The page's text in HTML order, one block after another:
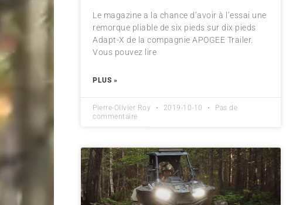
Le magazine a la chance d’avoir à l’essai une
remorque pliable de six pieds sur dix pieds
Adapt-X de la compagnie APOGEE Trailer.
Vous pouvez lire
PLUS »
Pierre-Olivier Roy 2019-10-10
Pas de
commentaire